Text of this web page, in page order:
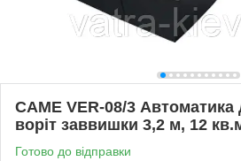
CAME VER-08/3 Автоматика
воріт заввишки 3,2 м, 12
Готово до відправки